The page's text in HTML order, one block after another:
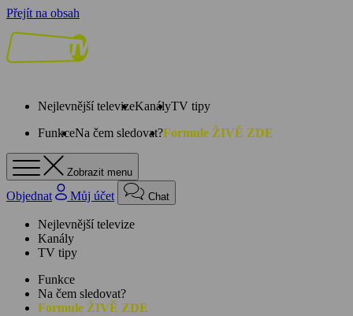
Přejít na obsah
Nejlevnější televizeKanályTV tipy
FunkceNa čem sledovat?Formule ŽIVĚ ZDE
Zobrazit menu
Objednat Můj účet Chat
Nejlevnější televize
Kanály
TV tipy
Funkce
Na čem sledovat?
Formule ŽIVĚ ZDE